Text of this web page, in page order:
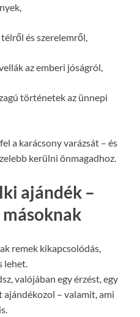
és szerelemről,
az emberi jóságról,
történetek az ünnepi
a karácsony varázsát – és
kerülni önmagadhoz.
ajándék –
remek kikapcsolódás,
lehet.
valójában egy érzést, egy
– valamit, ami